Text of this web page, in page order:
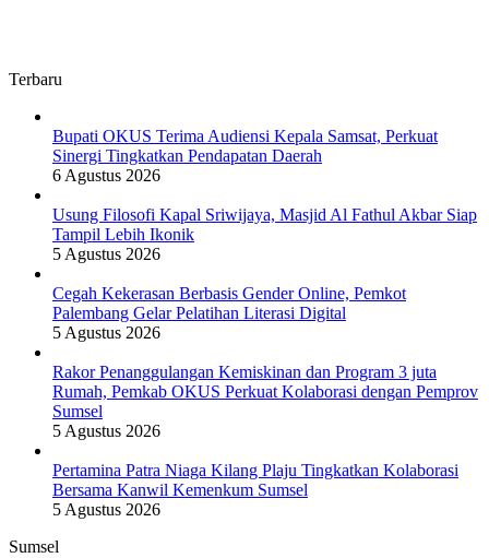
Terbaru
Bupati OKUS Terima Audiensi Kepala Samsat, Perkuat
Sinergi Tingkatkan Pendapatan Daerah
6 Agustus 2026
Usung Filosofi Kapal Sriwijaya, Masjid Al Fathul Akbar Siap
Tampil Lebih Ikonik
5 Agustus 2026
Cegah Kekerasan Berbasis Gender Online, Pemkot
Palembang Gelar Pelatihan Literasi Digital
5 Agustus 2026
Rakor Penanggulangan Kemiskinan dan Program 3 juta
Rumah, Pemkab OKUS Perkuat Kolaborasi dengan Pemprov
Sumsel
5 Agustus 2026
Pertamina Patra Niaga Kilang Plaju Tingkatkan Kolaborasi
Bersama Kanwil Kemenkum Sumsel
5 Agustus 2026
Sumsel